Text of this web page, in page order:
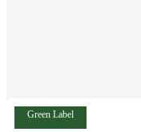
Green Label